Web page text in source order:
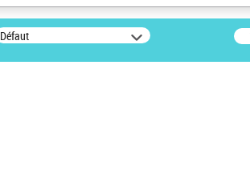
Défaut